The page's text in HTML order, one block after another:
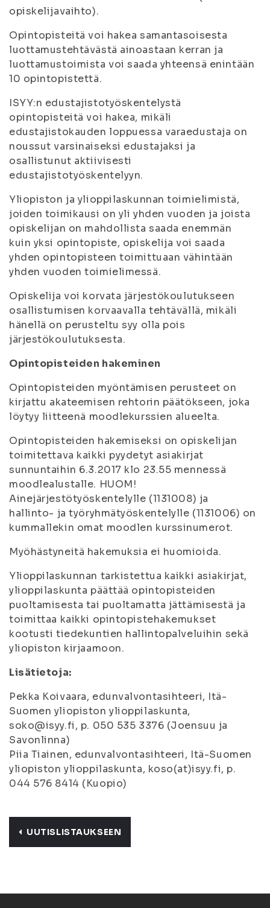
opiskelijavaihto).
Opintopisteitä voi hakea samantasoisesta
luottamustehtävästä ainoastaan kerran ja
luottamustoimista voi saada yhteensä enintään
10 opintopistettä.
ISYY:n edustajistotyöskentelystä
opintopisteitä voi hakea, mikäli
edustajistokauden loppuessa varaedustaja on
noussut varsinaiseksi edustajaksi ja
osallistunut aktiivisesti
edustajistotyöskentelyyn.
Yliopiston ja ylioppilaskunnan toimielimistä,
joiden toimikausi on yli yhden vuoden ja joista
opiskelijan on mahdollista saada enemmän
kuin yksi opintopiste, opiskelija voi saada
yhden opintopisteen toimittuaan vähintään
yhden vuoden toimielimessä.
Opiskelija voi korvata järjestökoulutukseen
osallistumisen korvaavalla tehtävällä, mikäli
hänellä on perusteltu syy olla pois
järjestökoulutuksesta.
Opintopisteiden hakeminen
Opintopisteiden myöntämisen perusteet on
kirjattu akateemisen rehtorin päätökseen, joka
löytyy liitteenä moodlekurssien alueelta.
Opintopisteiden hakemiseksi on opiskelijan
toimitettava kaikki pyydetyt asiakirjat
sunnuntaihin 6.3.2017 klo 23.55 mennessä
moodlealustalle. HUOM!
Ainejärjestötyöskentelylle (1131008) ja
hallinto- ja työryhmätyöskentelylle (1131006) on
kummallekin omat moodlen kurssinumerot.
Myöhästyneitä hakemuksia ei huomioida.
Ylioppilaskunnan tarkistettua kaikki asiakirjat,
ylioppilaskunta päättää opintopisteiden
puoltamisesta tai puoltamatta jättämisestä ja
toimittaa kaikki opintopistehakemukset
kootusti tiedekuntien hallintopalveluihin sekä
yliopiston kirjaamoon.
Lisätietoja:
Pekka Koivaara, edunvalvontasihteeri, Itä-
Suomen yliopiston ylioppilaskunta,
soko@isyy.fi, p. 050 535 3376 (Joensuu ja
Savonlinna)
Piia Tiainen, edunvalvontasihteeri, Itä-Suomen
yliopiston ylioppilaskunta, koso(at)isyy.fi, p.
044 576 8414 (Kuopio)
UUTISLISTAUKSEEN